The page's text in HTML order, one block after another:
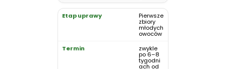
Pierwsze
zbiory
młodych
owoców
zwykle
po 6–8
tygodni
ach od